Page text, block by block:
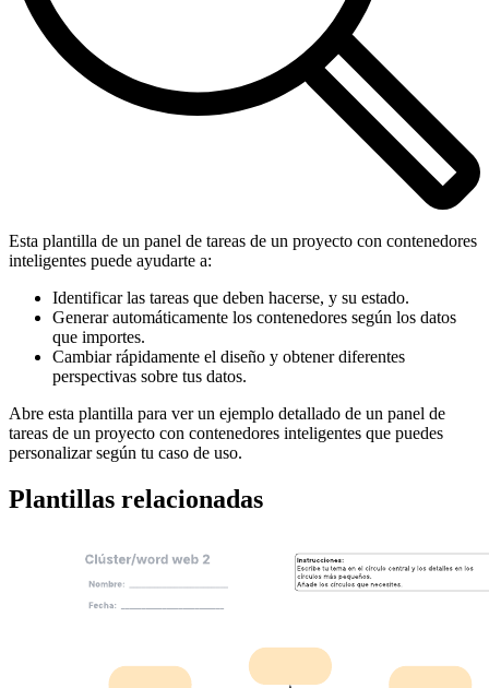
Esta plantilla de un panel de tareas de un proyecto con contenedores
inteligentes puede ayudarte a:
Identificar las tareas que deben hacerse, y su estado.
Generar automáticamente los contenedores según los datos
que importes.
Cambiar rápidamente el diseño y obtener diferentes
perspectivas sobre tus datos.
Abre esta plantilla para ver un ejemplo detallado de un panel de
tareas de un proyecto con contenedores inteligentes que puedes
personalizar según tu caso de uso.
Plantillas relacionadas